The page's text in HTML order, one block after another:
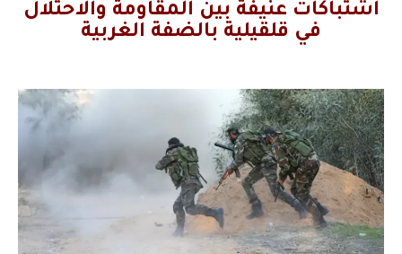
اشتباكات عنيفة بين المقاومة والاحتلال
في قلقيلية بالضفة الغربية